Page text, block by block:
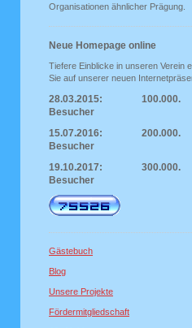
Organisationen ähnlicher Prägung.
Neue Homepage online
Tiefere Einblicke in unseren Verein
Sie auf unserer neuen
28.03.2015: 100.000.
Besucher
15.07.2016: 200.000.
Besucher
19.10.2017: 300.000.
Besucher
Gästebuch
Blog
Unsere Projekte
Fördermitgliedschaft